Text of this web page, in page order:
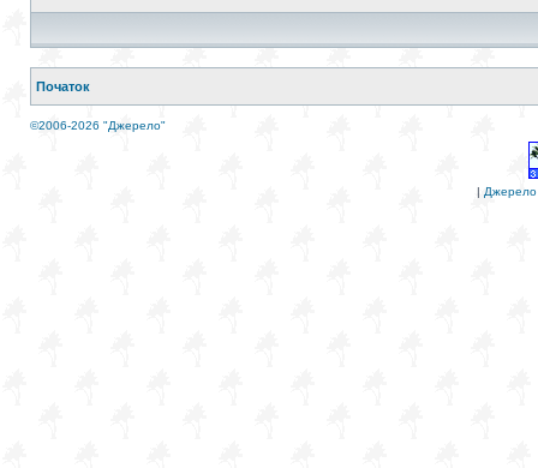
Початок
©2006-2026 "Джерело"
| Джерело